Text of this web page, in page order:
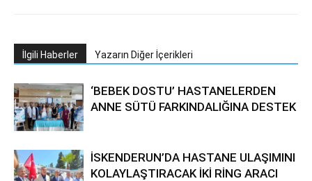
İlgili Haberler Yazarın Diğer İçerikleri
‘BEBEK DOSTU’ HASTANELERDEN
ANNE SÜTÜ FARKINDALIĞINA DESTEK
İSKENDERUN’DA HASTANE ULAŞIMINI
KOLAYLAŞTIRACAK İKİ RİNG ARACI